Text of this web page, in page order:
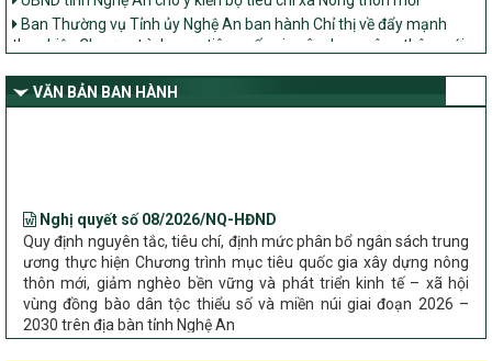
Ban Thường vụ Tỉnh ủy Nghệ An ban hành Chỉ thị về đẩy mạnh
thực hiện Chương trình mục tiêu quốc gia xây dựng nông thôn mới,
giảm nghèo bền vững và phát triển kinh tế – xã hội vùng đồng bào
dân tộc thiểu số và miền núi giai đoạn 2026 – 2030 trên địa bàn tỉnh
Nghệ An
VĂN BẢN BAN HÀNH
Quy định nguyên tắc, tiêu chí, định mức phân bổ ngân sách trung
ương thực hiện Chương trình mục tiêu quốc gia xây dựng nông
thôn mới, giảm nghèo bền vững và phát triển kinh tế – xã hội
vùng đồng bào dân tộc thiểu số và miền núi giai đoạn 2026 –
2030 trên địa bàn tỉnh Nghệ An
Chỉ Thị số 22-CT/TU
về đẩy mạnh thực hiện Chương trình mục tiêu quốc gia xây dựng